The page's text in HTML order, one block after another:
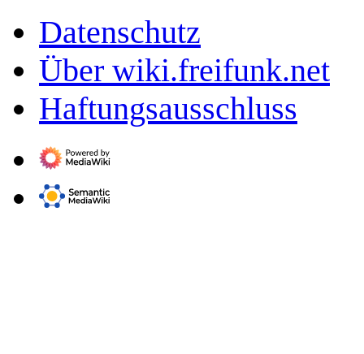
Datenschutz
Über wiki.freifunk.net
Haftungsausschluss